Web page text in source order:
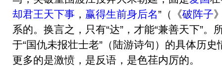
却君王天下事 ， 赢得生前身后名”（《破阵子
系的。换言之，只有“达”，才能“兼善天下”
于“国仇未报壮士老”（陆游诗句）的具体历
更多的是激愤，是反语，是色荏内厉的。